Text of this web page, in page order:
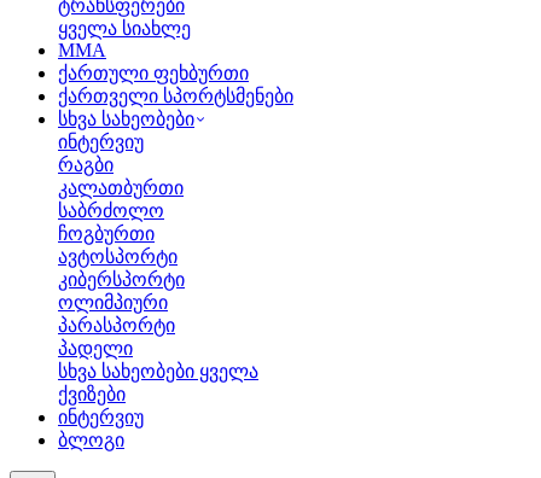
ტრანსფერები
ყველა სიახლე
MMA
ქართული ფეხბურთი
ქართველი სპორტსმენები
სხვა სახეობები
ინტერვიუ
რაგბი
კალათბურთი
საბრძოლო
ჩოგბურთი
ავტოსპორტი
კიბერსპორტი
ოლიმპიური
პარასპორტი
პადელი
სხვა სახეობები ყველა
ქვიზები
ინტერვიუ
ბლოგი